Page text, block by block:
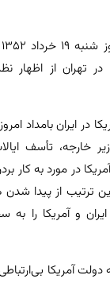
تهران از اظهار
در ایران بامداد
خارجه، تأسف
در مورد به
ترتیب از پیدا
و آمریکا را به
آمریکا